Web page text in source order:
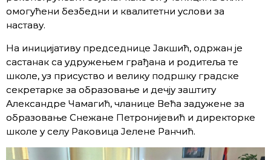
омогућени безбедни и квалитетни услови за
наставу.
На иницијативу председнице Јакшић, одржан је
састанак са удружењем грађана и родитеља те
школе, уз присуство и велику подршку градске
секретарке за образовање и дечју заштиту
Александре Чамагић, чланице Већа задужене за
образовање Снежане Петронијевић и директорке
школе у селу Раковица Јелене Ранчић.